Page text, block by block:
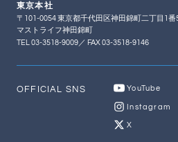
東京本社
〒101-0054 東京都千代田区神田錦町二丁目1番
マストライフ神田錦町
TEL 03-3518-9009／ FAX 03-3518-9146
OFFICIAL SNS YouTube
Instagram
X